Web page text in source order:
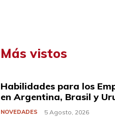
Más vistos
Habilidades para los
en Argentina, Brasil y
NOVEDADES 5 Agosto, 2026